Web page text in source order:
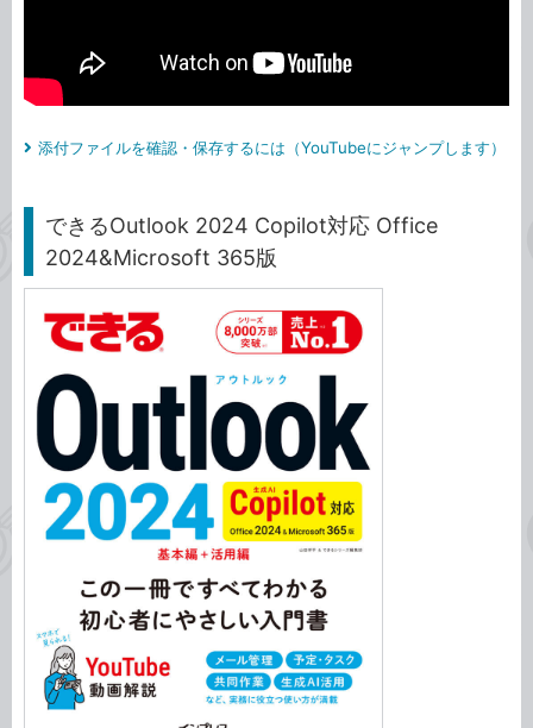
添付ファイルを確認・保存するには（YouTubeにジャンプします）
できるOutlook 2024 Copilot対応 Office
2024&Microsoft 365版